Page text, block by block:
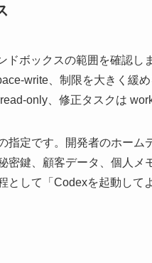
ドボックスの範囲を確認
write、制限を大きく緩
only、修正タスクは
指定です。開発者のホーム
密鍵、顧客データ、個人
として「Codexを起動し